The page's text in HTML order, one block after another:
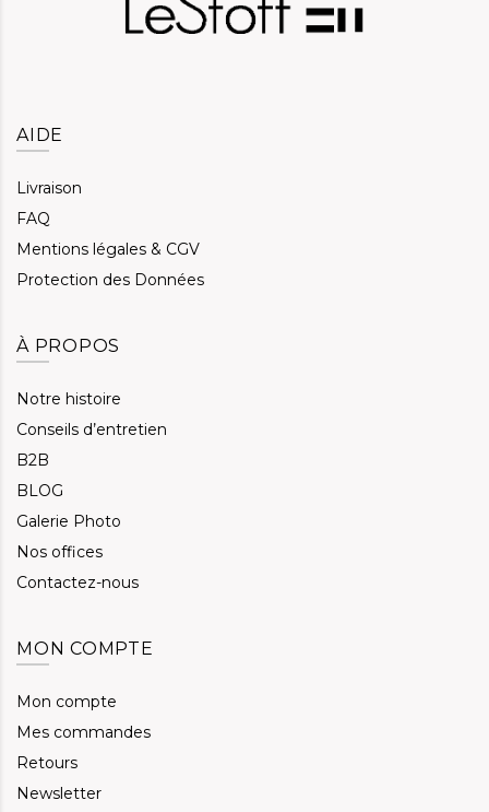
AIDE
Livraison
FAQ
Mentions légales & CGV
Protection des Données
À PROPOS
Notre histoire
Conseils d’entretien
B2B
BLOG
Galerie Photo
Nos offices
Contactez-nous
MON COMPTE
Mon compte
Mes commandes
Retours
Newsletter